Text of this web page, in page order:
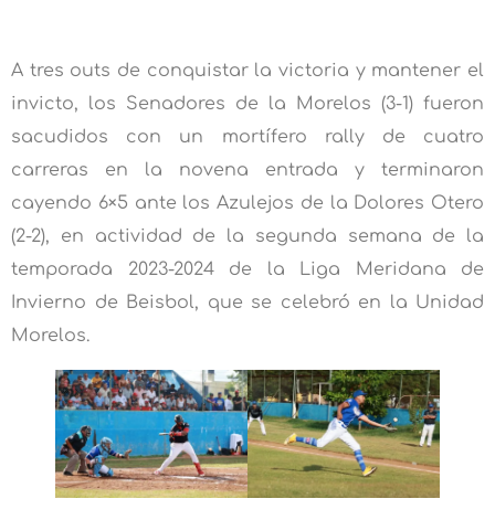
A tres outs de conquistar la victoria y mantener el
invicto, los Senadores de la Morelos (3-1) fueron
sacudidos con un mortífero rally de cuatro
carreras en la novena entrada y terminaron
cayendo 6×5 ante los Azulejos de la Dolores Otero
(2-2), en actividad de la segunda semana de la
temporada 2023-2024 de la Liga Meridana de
Invierno de Beisbol, que se celebró en la Unidad
Morelos.